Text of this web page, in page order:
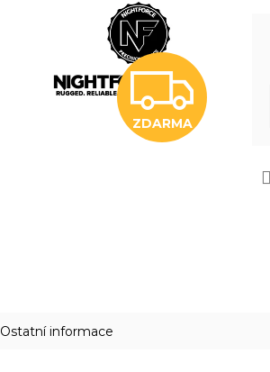
Z
D
ZDARMA
Ostatní informace